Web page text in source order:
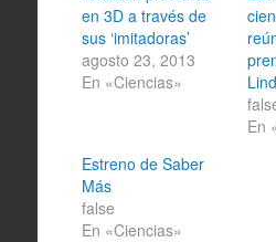
en 3D a través de
sus ‘imitadoras’
agosto 23, 2013
En «Ciencias»
En
Estreno de Saber
Más
false
En «Ciencias»